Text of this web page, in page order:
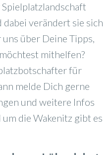
verändert sie sich
über Deine Tipps,
mithelfen?
für
melde Dich gerne
und weitere Infos
die Wakenitz gibt es